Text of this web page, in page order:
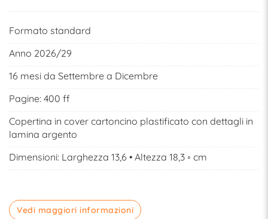
Formato standard
Anno 2026/29
16 mesi da Settembre a Dicembre
Pagine: 400 ff
Copertina in cover cartoncino plastificato con dettagli in
lamina argento
Dimensioni: Larghezza 13,6 • Altezza 18,3 ◦ cm
Vedi maggiori informazioni